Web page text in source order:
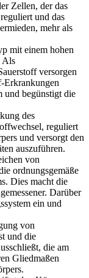
Zellen, der das
und das
mehr als
mit einem hohen
Als
versorgen
Erkrankungen
und begünstigt die
des
reguliert
und versorgt den
auszuführen.
von
ordnungsgemäße
Dies macht die
Darüber
ein und
von
und die
die am
Gliedmaßen